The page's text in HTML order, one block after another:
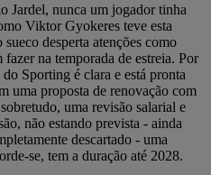
Jardel, nunca um jogador tinha
Viktor Gyokeres teve esta
desperta atenções como
na temporada de estreia. Por
Sporting é clara e está pronta
uma proposta de renovação com
uma revisão salarial e
não estando prevista - ainda
descartado - uma
se, tem a duração até 2028.